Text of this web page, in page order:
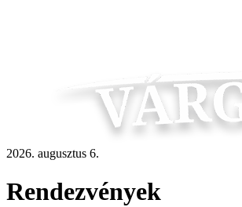
2026. augusztus 6.
Rendezvények